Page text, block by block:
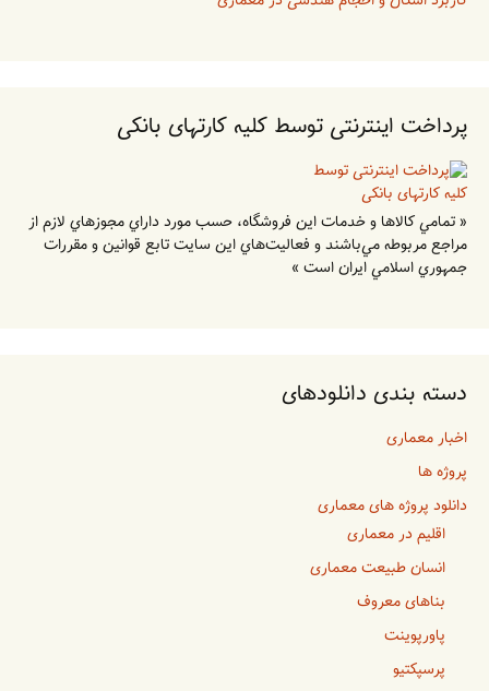
پرداخت اینترنتی توسط کلیه کارتهای بانکی
« تمامي كالاها و خدمات اين فروشگاه، حسب مورد داراي مجوزهاي لازم از
مراجع مربوطه مي‌باشند و فعاليت‌هاي اين سايت تابع قوانين و مقررات
جمهوري اسلامي ايران است »
دسته بندی دانلودهای
اخبار معماری
پروژه ها
دانلود پروژه های معماری
اقلیم در معماری
انسان طبیعت معماری
بناهای معروف
پاورپوینت
پرسپکتیو